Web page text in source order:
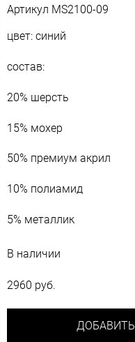
Артикул MS2100-09
цвет: синий
состав:
20% шерсть
15% мохер
50% премиум акрил
10% полиамид
5% металлик
В наличии
2960 руб.
ДОБАВИТЬ